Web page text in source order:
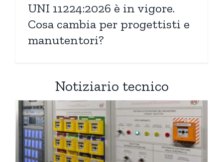
UNI 11224:2026 è in vigore.
Cosa cambia per progettisti e
manutentori?
Notiziario tecnico